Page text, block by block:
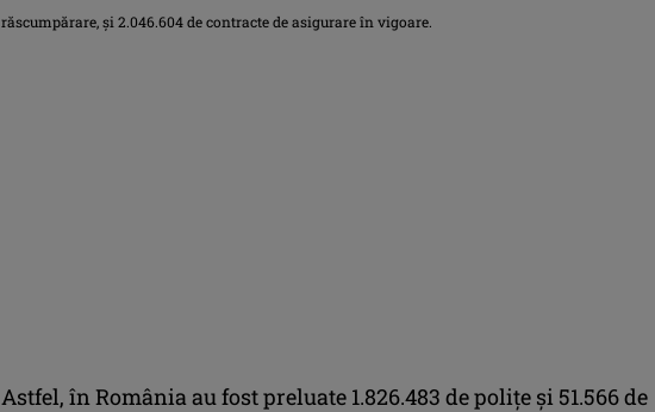
răscumpărare, şi 2.046.604 de contracte de asigurare în vigoare.
Astfel, în România au fost preluate 1.826.483 de poliţe şi 51.566 de